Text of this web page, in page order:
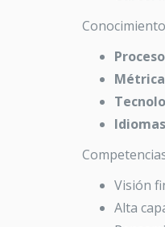
Visión
Alta